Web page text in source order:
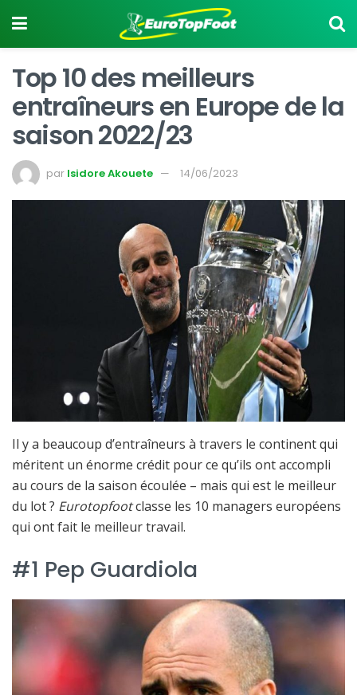
Top 10 des meilleurs
entraîneurs en Europe de la
saison 2022/23
par Isidore Akouete 14/06/2023
Il y a beaucoup d’entraîneurs à travers le continent qui
méritent un énorme crédit pour ce qu’ils ont accompli
au cours de la saison écoulée – mais qui est le meilleur
du lot ? Eurotopfootclasse les 10 managers européens
qui ont fait le meilleur travail.
#1 Pep Guardiola